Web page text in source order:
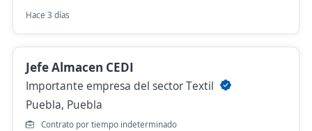
Hace 3 días
Jefe Almacen CEDI
Importante empresa del sector Textil
Puebla, Puebla
Contrato por tiempo indeterminado